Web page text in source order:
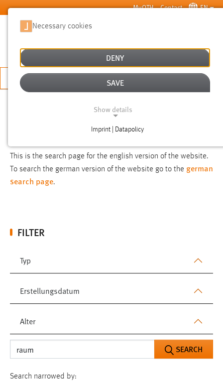
Skip to main content MyOTH Contact EN
APPLY NOW
This is the search page for the english version of the website.
To search the german version of the website go to the german
search page.
FILTER
Typ
Erstellungsdatum
Alter
SEARCH
Search narrowed by:
Necessary cookies
DENY
SAVE
Show details
Imprint | Datapolicy